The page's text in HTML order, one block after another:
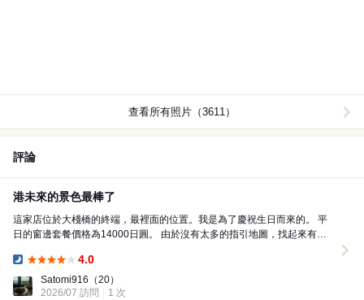
查看所有照片（3611）
評論
港未來的景色最棒了
這家店位於大棧橋的終端，最裡面的位置。我是為了慶祝生日而來的。 平
日的窗邊套餐價格為14000日圓。 由於沒有太多的指引地圖，找起來有點
4.0
Satomi916 （20）
2026/07 訪問
1 次